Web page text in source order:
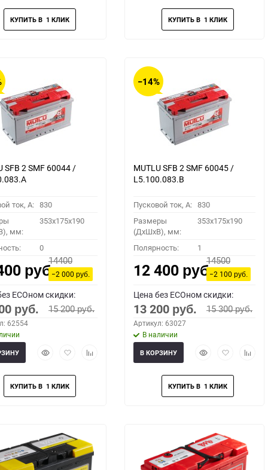
избранное
избранное
SFB 2 SMF 60044 /
ток, A: 830
мм:
353x175x190
0
руб.
14400
−2 000руб.
ECOном скидки:
руб. 15 200руб.
62554
БыстрыйДобавить
избранное
Добавить
−14%
MUTLU SFB 2 SMF 60045 /
L5.100.083.B
Пусковой ток, A: 830
Размеры
(ДхШхВ), мм:
353x175x190
Полярность: 1
12 400 руб.
14500
−2 100руб.
Цена без ECOном скидки:
13 200 руб. 15 300руб.
Артикул: 63027
В наличии
БыстрыйДобавить
избранное
Добавить
В КОРЗИНУ